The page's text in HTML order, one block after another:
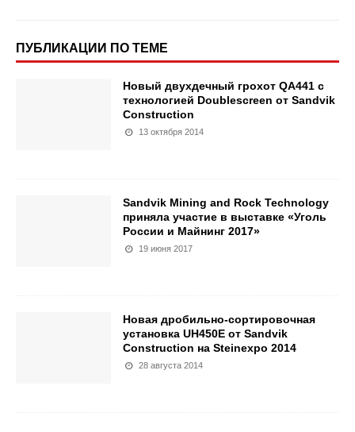
ПУБЛИКАЦИИ ПО ТЕМЕ
Новый двухдечный грохот QA441 с
технологией Doublescreen от Sandvik
Construction
13 октября 2014
Sandvik Mining and Rock Technology
приняла участие в выставке «Уголь
России и Майнинг 2017»
19 июня 2017
Новая дробильно-сортировочная
установка UH450E от Sandvik
Construction на Steinexpo 2014
28 августа 2014